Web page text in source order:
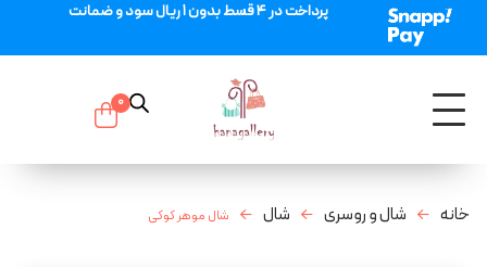
پرداخت در 4 قسط بدون 1 ریال سود و ضمانت
0
خانه شال و روسری شال شال موهر کوکی